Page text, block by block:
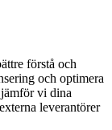
förstå och
och optimera
vi dina
leverantörer